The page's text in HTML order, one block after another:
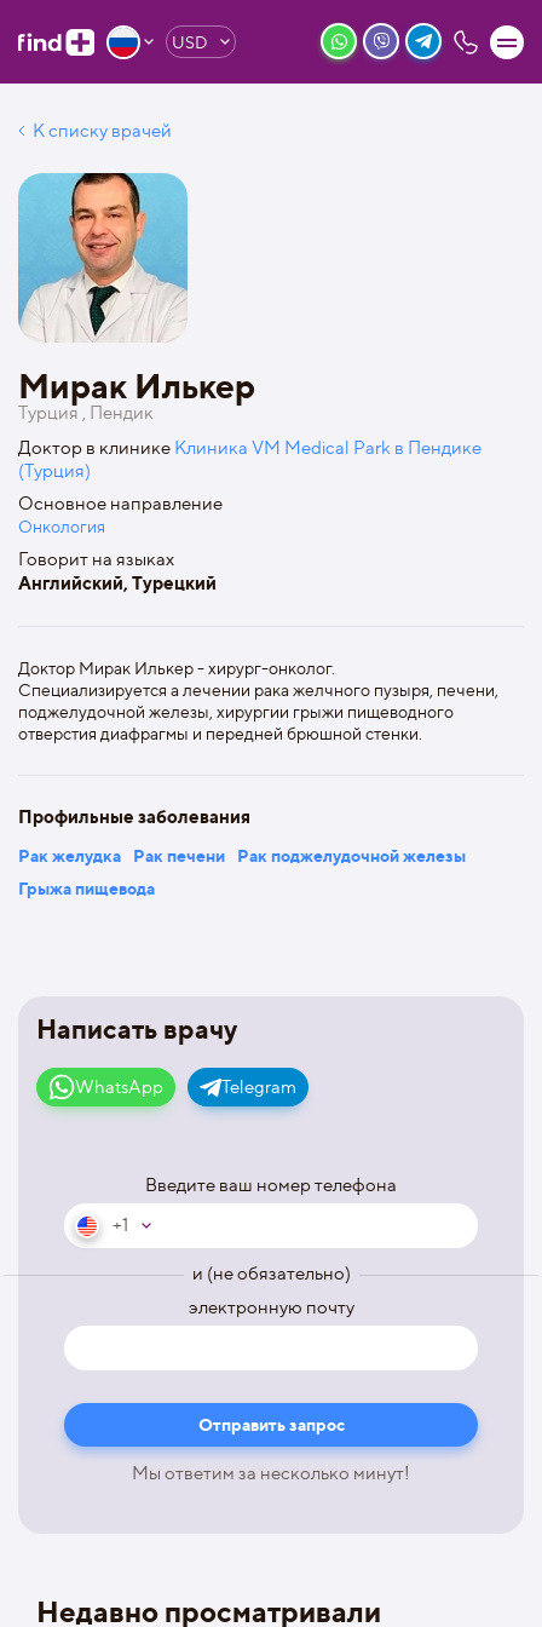
USD
К списку врачей
Написать врачу
WhatsApp Telegram
Введите ваш номер телефона
+1
и (не обязательно)
электронную почту
Мы ответим за несколько минут!
Мирак Илькер
Турция , Пендик
Доктор в клинике Клиника VM Medical Park в Пендике
(Турция)
Основное направление
Онкология
Говорит на языках
Английский, Турецкий
Доктор Мирак Илькер - хирург-онколог.
Специализируется а лечении рака желчного пузыря, печени,
поджелудочной железы, хирургии грыжи пищеводного
отверстия диафрагмы и передней брюшной стенки.
Профильные заболевания
Рак желудка Рак печени
Рак поджелудочной железы
Грыжа пищевода
Недавно просматривали